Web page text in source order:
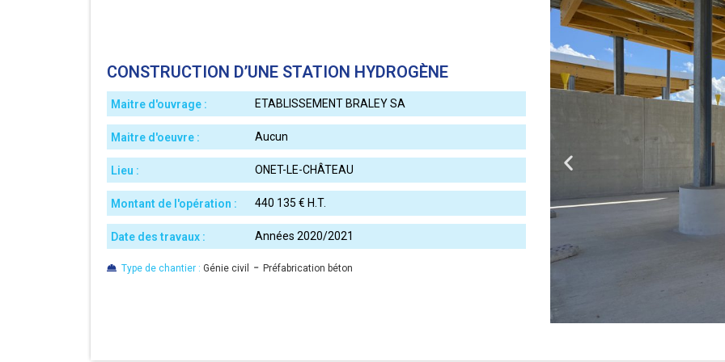
CONSTRUCTION D’UNE STATION HYDROGÈNE
Maitre d'ouvrage : ETABLISSEMENT BRALEY SA
Maitre d'oeuvre : Aucun
Lieu : ONET-LE-CHÂTEAU
Montant de l'opération : 440 135 € H.T.
Date des travaux : Années 2020/2021
Type de chantier : Génie civil - Préfabrication béton